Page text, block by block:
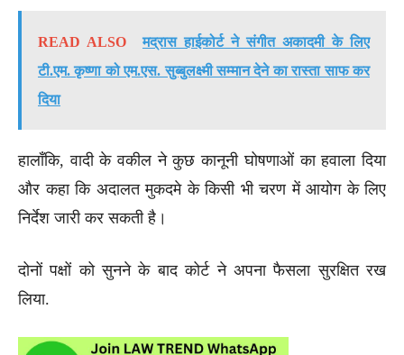
READ ALSO
मद्रास हाईकोर्ट ने संगीत अकादमी के लिए
टी.एम. कृष्णा को एम.एस. सुब्बुलक्ष्मी सम्मान देने का रास्ता साफ कर
दिया
हालाँकि, वादी के वकील ने कुछ कानूनी घोषणाओं का हवाला दिया
और कहा कि अदालत मुकदमे के किसी भी चरण में आयोग के लिए
निर्देश जारी कर सकती है।
दोनों पक्षों को सुनने के बाद कोर्ट ने अपना फैसला सुरक्षित रख
लिया.